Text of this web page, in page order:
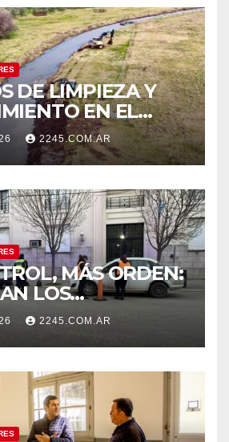
DE LIMPIEZA Y
EN EL
PICASA
2245.COM.AR
MÁS ORDEN:
LOS
PREVENTIVOS
EN DOLORES
2245.COM.AR